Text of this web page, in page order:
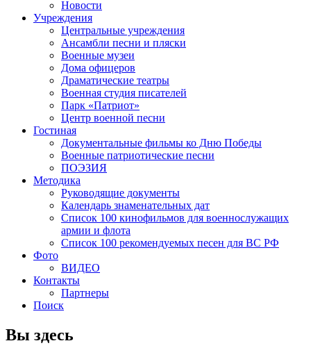
Новости
Учреждения
Центральные учреждения
Ансамбли песни и пляски
Военные музеи
Дома офицеров
Драматические театры
Военная студия писателей
Парк «Патриот»
Центр военной песни
Гостиная
Документальные фильмы ко Дню Победы
Военные патриотические песни
ПОЭЗИЯ
Методика
Руководящие документы
Календарь знаменательных дат
Список 100 кинофильмов для военнослужащих
армии и флота
Список 100 рекомендуемых песен для ВС РФ
Фото
ВИДЕО
Контакты
Партнеры
Поиск
Вы здесь